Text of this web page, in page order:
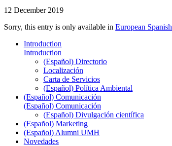
12 December 2019
Sorry, this entry is only available in European Spanish
Introduction
Introduction
(Español) Directorio
Localización
Carta de Servicios
(Español) Política Ambiental
(Español) Comunicación
(Español) Comunicación
(Español) Divulgación científica
(Español) Marketing
(Español) Alumni UMH
Novedades